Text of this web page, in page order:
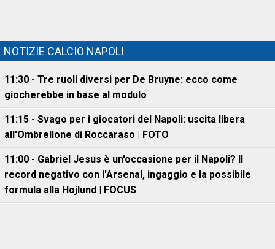
NOTIZIE CALCIO NAPOLI
11:30 - Tre ruoli diversi per De Bruyne: ecco come
giocherebbe in base al modulo
11:15 - Svago per i giocatori del Napoli: uscita libera
all'Ombrellone di Roccaraso | FOTO
11:00 - Gabriel Jesus è un'occasione per il Napoli? Il
record negativo con l'Arsenal, ingaggio e la possibile
formula alla Hojlund | FOCUS